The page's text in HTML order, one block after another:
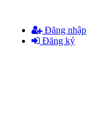
Đăng nhập
Đăng ký